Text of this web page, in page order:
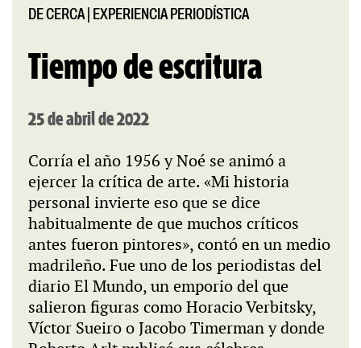
DE CERCA EXPERIENCIA PERIODÍSTICA
Tiempo de escritura
25 de abril de 2022
Corría el año 1956 y Noé se animó a
ejercer la crítica de arte. «Mi historia
personal invierte eso que se dice
habitualmente de que muchos críticos
antes fueron pintores», contó en un medio
madrileño. Fue uno de los periodistas del
diario El Mundo, un emporio del que
salieron figuras como Horacio Verbitsky,
Víctor Sueiro o Jacobo Timerman y donde